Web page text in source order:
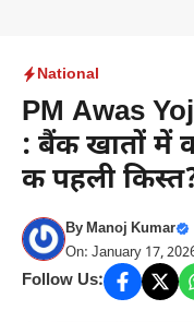
National
PM Awas
: बैंक खातों
क पहली
ByManoj Kumar
On: January 17,
Follow Us: